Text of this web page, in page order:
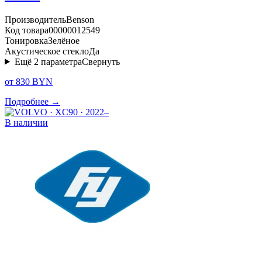
ПроизводительBenson
Код товара00000012549
ТонировкаЗелёное
Акустическое стеклоДа
Ещё 2 параметраСвернуть
от 830 BYN
Подробнее →
В наличии